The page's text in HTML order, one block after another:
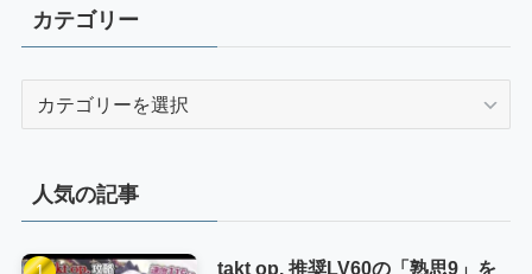
カテゴリー
ー
人気の記事
takt op. 推奨LV60の「熟思9」を